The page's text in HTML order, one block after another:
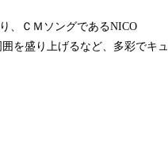
、ＣＭソングであるNICO
を盛り上げるなど、多彩でキュ